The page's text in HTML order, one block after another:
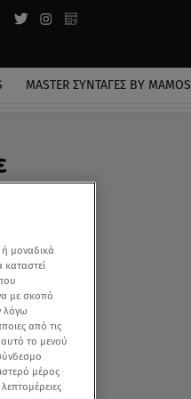
MASTER ΣΥΝΤΑΓΈΣ BY MAMOS
μοναδικά
με σκοπό
λόγω
από τις
αυτό το μενού
μέρος